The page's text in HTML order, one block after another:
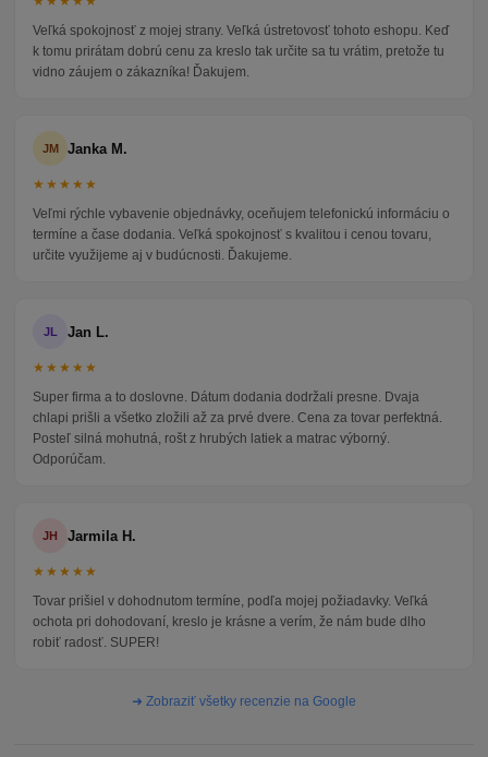
Veľká spokojnosť z mojej strany. Veľká ústretovosť tohoto eshopu. Keď
k tomu prirátam dobrú cenu za kreslo tak určite sa tu vrátim, pretože tu
vidno záujem o zákazníka! Ďakujem.
JM Janka M.
★★★★★
Veľmi rýchle vybavenie objednávky, oceňujem telefonickú informáciu o
termíne a čase dodania. Veľká spokojnosť s kvalitou i cenou tovaru,
určite využijeme aj v budúcnosti. Ďakujeme.
JL Jan L.
★★★★★
Super firma a to doslovne. Dátum dodania dodržali presne. Dvaja
chlapi prišli a všetko zložili až za prvé dvere. Cena za tovar perfektná.
Posteľ silná mohutná, rošt z hrubých latiek a matrac výborný.
Odporúčam.
JH Jarmila H.
★★★★★
Tovar prišiel v dohodnutom termíne, podľa mojej požiadavky. Veľká
ochota pri dohodovaní, kreslo je krásne a verím, že nám bude dlho
robiť radosť. SUPER!
➜ Zobraziť všetky recenzie na Google